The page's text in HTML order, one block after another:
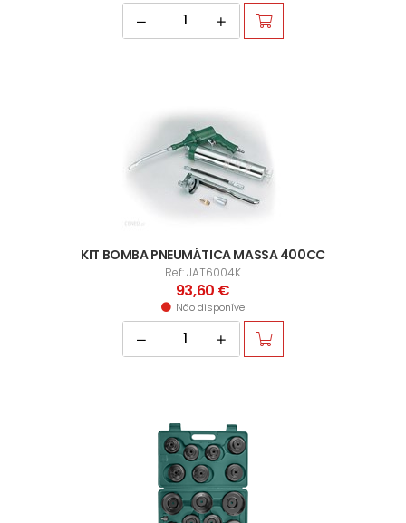
KIT BOMBA PNEUMÁTICA MASSA 400CC
Ref: JAT6004K
93,60 €
Não disponível